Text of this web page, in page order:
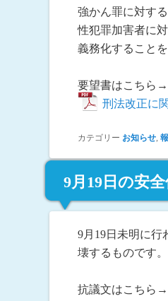
強かん罪に対す
性犯罪加害者に
義務化すること
要望書はこちら→
刑法改正に
カテゴリー お知らせ,
9月19日の安
9月19日未明に行
壊するものです
抗議文はこちら→